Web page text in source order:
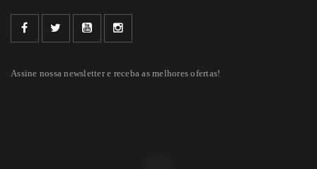
Assine nossa newsletter e receba as melhores ofertas!